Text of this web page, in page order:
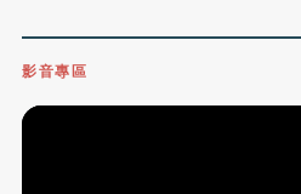
影音專區